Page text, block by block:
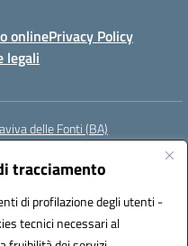
tracciamento
di profilazione degli utenti -
tecnici necessari al
onlinePrivacy Policy
legali
delle Fonti (BA)
(IPA): icddagio